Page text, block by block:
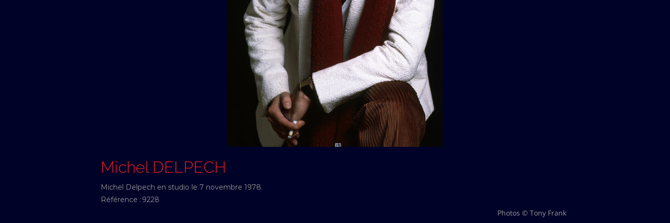
Michel DELPECH
Michel Delpech en studio le 7 novembre 1978.
Référence : 9228
Photos © Tony Frank